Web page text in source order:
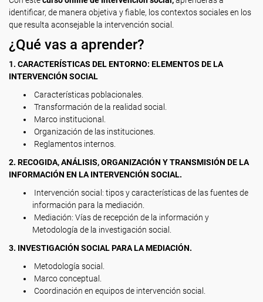
identificar, de manera objetiva y fiable, los contextos sociales en los
que resulta aconsejable la intervención social.
¿Qué vas a aprender?
1. CARACTERÍSTICAS DEL ENTORNO: ELEMENTOS DE LA
INTERVENCIÓN SOCIAL
Características poblacionales.
Transformación de la realidad social.
Marco institucional.
Organización de las instituciones.
Reglamentos internos.
2. RECOGIDA, ANÁLISIS, ORGANIZACIÓN Y TRANSMISIÓN DE LA
INFORMACIÓN EN LA INTERVENCIÓN SOCIAL.
Intervención social: tipos y características de las fuentes de
información para la mediación.
Mediación: Vías de recepción de la información y
Metodología de la investigación social.
3. INVESTIGACIÓN SOCIAL PARA LA MEDIACIÓN.
Metodología social.
Marco conceptual.
Coordinación en equipos de intervención social.